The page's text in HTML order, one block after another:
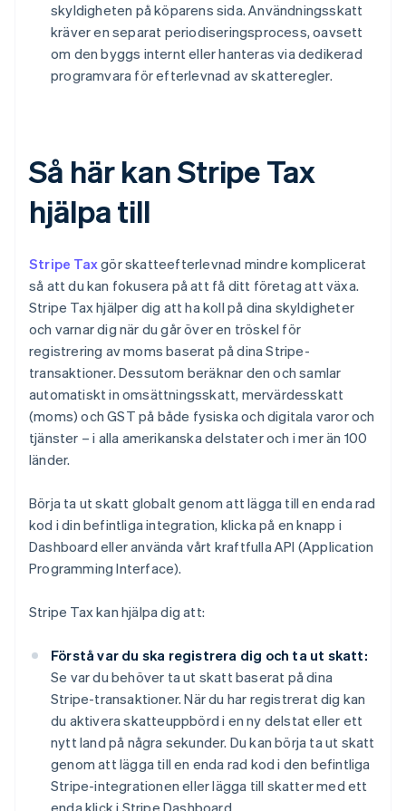
skyldigheten på köparens sida. Användningsskatt
kräver en separat periodiseringsprocess, oavsett
om den byggs internt eller hanteras via dedikerad
programvara för efterlevnad av skatteregler.
Så här kan Stripe Tax
hjälpa till
Stripe Taxgör skatteefterlevnad mindre komplicerat
så att du kan fokusera på att få ditt företag att växa.
Stripe Tax hjälper dig att ha koll på dina skyldigheter
och varnar dig när du går över en tröskel för
registrering av moms baserat på dina Stripe-
transaktioner. Dessutom beräknar den och samlar
automatiskt in omsättningsskatt, mervärdesskatt
(moms) och GST på både fysiska och digitala varor och
tjänster – i alla amerikanska delstater och i mer än 100
länder.
Börja ta ut skatt globalt genom att lägga till en enda rad
kod i din befintliga integration, klicka på en knapp i
Dashboard eller använda vårt kraftfulla API (Application
Programming Interface).
Stripe Tax kan hjälpa dig att:
Förstå var du ska registrera dig och ta ut skatt:
Se var du behöver ta ut skatt baserat på dina
Stripe-transaktioner. När du har registrerat dig kan
du aktivera skatteuppbörd i en ny delstat eller ett
nytt land på några sekunder. Du kan börja ta ut skatt
genom att lägga till en enda rad kod i den befintliga
Stripe-integrationen eller lägga till skatter med ett